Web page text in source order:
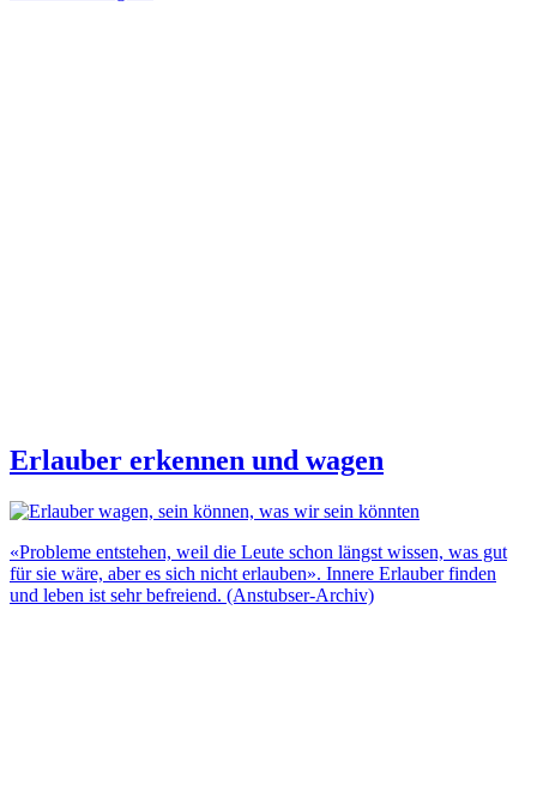
Erlauber erkennen und wagen
«Probleme entstehen, weil die Leute schon längst wissen, was gut
für sie wäre, aber es sich nicht erlauben». Innere Erlauber finden
und leben ist sehr befreiend. (Anstubser-Archiv)